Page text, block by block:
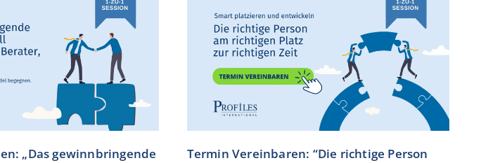
„Das gewinnbringende
Termin Vereinbaren: “Die richtige Person